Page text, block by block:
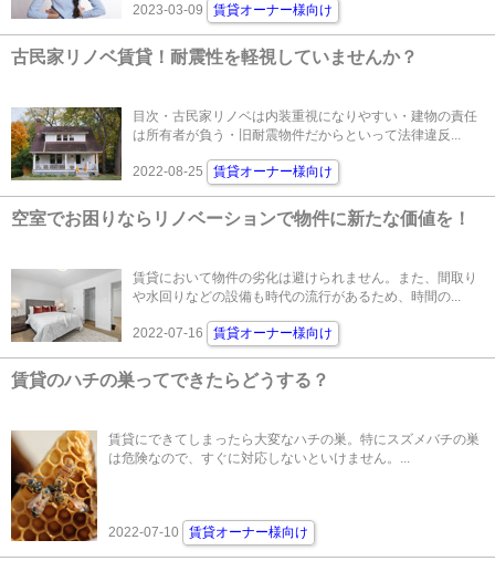
2023-03-09 賃貸オーナー様向け
古民家リノベ賃貸！耐震性を軽視していませんか？
目次・古民家リノベは内装重視になりやすい・建物の責任
は所有者が負う・旧耐震物件だからといって法律違反...
2022-08-25 賃貸オーナー様向け
空室でお困りならリノベーションで物件に新たな価値を！
賃貸において物件の劣化は避けられません。また、間取り
や水回りなどの設備も時代の流行があるため、時間の...
2022-07-16 賃貸オーナー様向け
賃貸のハチの巣ってできたらどうする？
賃貸にできてしまったら大変なハチの巣。特にスズメバチの巣
は危険なので、すぐに対応しないといけません。...
2022-07-10 賃貸オーナー様向け